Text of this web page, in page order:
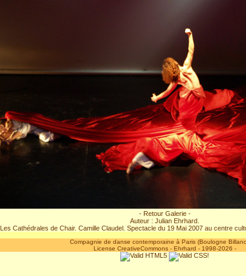
- Retour Galerie -
Auteur : Julian Ehrhard.
Les Cathédrales de Chair. Camille Claudel. Spectacle du 19 Mai 2007 au centre
Compagnie de danse contemporaine à Paris (Boulogne
License CreativeCommons - Ehrhard - 1998-2026 -